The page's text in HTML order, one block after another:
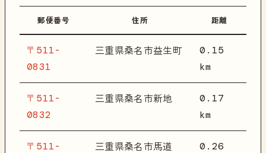
郵便番号 住所 距離
〒511-
0831
三重県桑名市益生町
0.15
km
〒511-
0832
三重県桑名市新地
0.17
km
〒511- 三重県桑名市馬道 0.26